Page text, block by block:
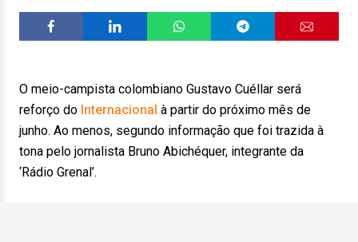
O meio-campista colombiano Gustavo Cuéllar será
reforço do Internacional à partir do próximo mês de
junho. Ao menos, segundo informação que foi trazida à
tona pelo jornalista Bruno Abichéquer, integrante da
‘Rádio Grenal’.